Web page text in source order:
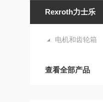
Rexroth力士乐
电机和齿轮箱
查看全部产品